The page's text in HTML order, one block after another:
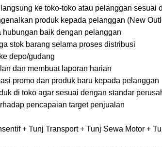
ke toko-toko atau pelanggan sesuai
produk kepada pelanggan (New
baik dengan pelanggan
stok barang selama proses distribusi
depo/gudang
dan membuat laporan harian
promo dan produk baru kepada pelanggan
di toko agar sesuai dengan standar
pencapaian target penjualan
+ Tunj Transport + Tunj Sewa Motor +